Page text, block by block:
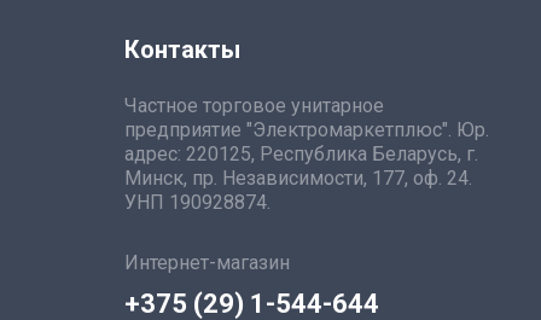
Контакты
Частное торговое унитарное
предприятие "Электромаркетплюс". Юр.
адрес: 220125, Республика Беларусь, г.
Минск, пр. Независимости, 177, оф. 24.
УНП 190928874.
Интернет-магазин
+375 (29) 1-544-644